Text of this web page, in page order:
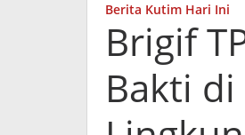
Berita Kutim Hari Ini
Brigif
Bakti di